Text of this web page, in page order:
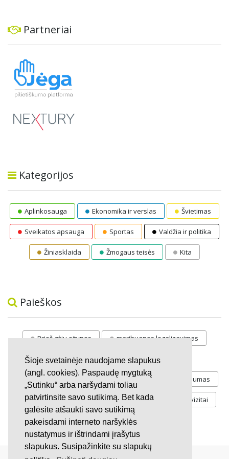
Šioje svetainėje naudojame slapukus
(angl. cookies). Paspaudę mygtuką
„Sutinku“ arba naršydami toliau
patvirtinsite savo sutikimą. Bet kada
galėsite atšaukti savo sutikimą
pakeisdami interneto naršyklės
nustatymus ir ištrindami įrašytus
slapukus. Susipažinkite su slapukų
Partneriai
Kategorijos
Aplinkosauga Ekonomika ir verslas Švietimas
Sveikatos apsauga Sportas Valdžia ir politika
Žiniasklaida Žmogaus teisės Kita
Paieškos
Prieš gėju eitynes marihuanos legalizavimas
STOP vaiku atemimas
Pilnos moksleivių vasaros atostogos referendumas
Keliu jaunystės Valandos Rekvizitai
Investicijos